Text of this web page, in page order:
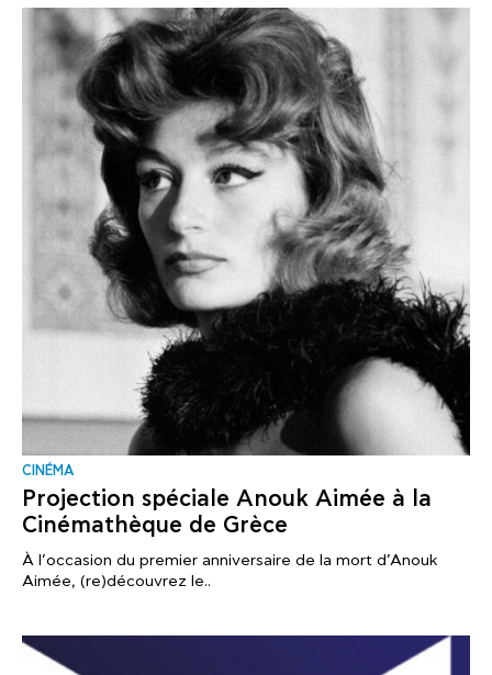
CINÉMA
Projection spéciale Anouk Aimée à la
Cinémathèque de Grèce
À l’occasion du premier anniversaire de la mort d’Anouk
Aimée, (re)découvrez le..